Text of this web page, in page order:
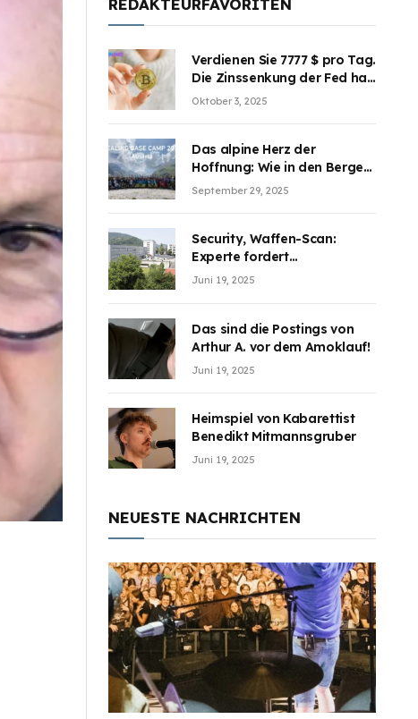
REDAKTEURFAVORITEN
Verdienen Sie 7777 $ pro Tag.
Die Zinssenkung der Fed hat
die Aufmerksamkeit des
teilzuhaben
Oktober 3, 2025
Das alpine Herz der
Hoffnung: Wie in den Bergen
Österreichs die unsichtbaren
September 29, 2025
Security, Waffen-Scan:
Experte fordert
Sicherheitsdiskussion an
Juni 19, 2025
Das sind die Postings von
Arthur A. vor dem Amoklauf!
Juni 19, 2025
Heimspiel von Kabarettist
Benedikt Mitmannsgruber
Juni 19, 2025
NEUESTE NACHRICHTEN